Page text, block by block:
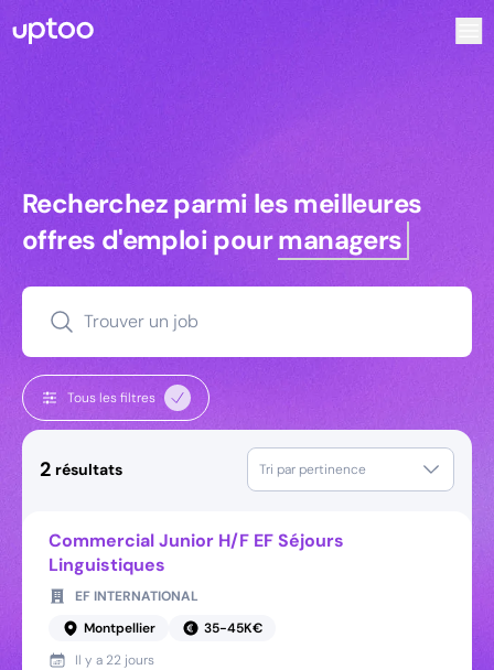
Recherchez parmi les meilleures
Recherchez parmi les meilleures
offres d'emploi pourmanagers
Trouver un job
Tous les filtres
2 résultats Tri par pertinence
Commercial Junior H/F EF Séjours
Linguistiques
EF INTERNATIONAL
Montpellier
35-45K€
Il y a 22 jours